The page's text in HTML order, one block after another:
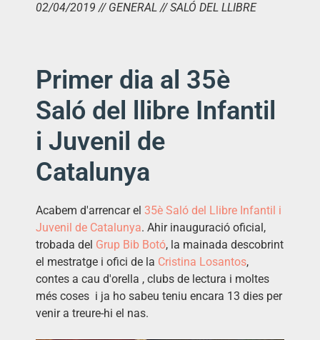
02/04/2019 // GENERAL // SALÓ DEL LLIBRE
Primer dia al 35è
Saló del llibre Infantil
i Juvenil de
Catalunya
Acabem d'arrencar el 35è Saló del Llibre Infantil i
Juvenil de Catalunya. Ahir inauguració oficial,
trobada del Grup Bib Botó, la mainada descobrint
el mestratge i ofici de la Cristina Losantos,
contes a cau d'orella , clubs de lectura i moltes
més coses i ja ho sabeu teniu encara 13 dies per
venir a treure-hi el nas.